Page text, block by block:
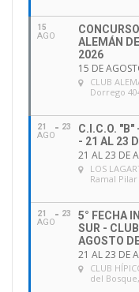
15
AGO
ALEMÁN
2026
15 DE
CLUB
Dorrego
21
AGO
23
C.I.C.O. "B"
- 21 AL 23
21 AL 23 DE
LOS
Ramal
21
AGO
23
5° FECHA
SUR -
AGOSTO
21 AL 23 DE
CLUB
del